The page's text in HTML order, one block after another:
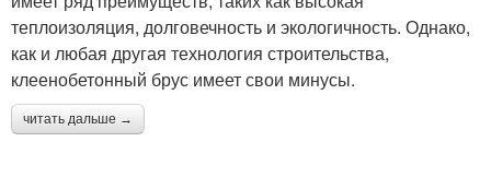
теплоизоляция, долговечность и экологичность. Однако,
как и любая другая технология строительства,
клеенобетонный брус имеет свои минусы.
читать дальше →